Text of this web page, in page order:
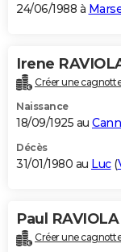
24/06/1988 à
Irene
Créer une
Naissance
18/09/1925 au
Décès
31/01/1980 au Luc(
Paul RAVIOLA
Créer une